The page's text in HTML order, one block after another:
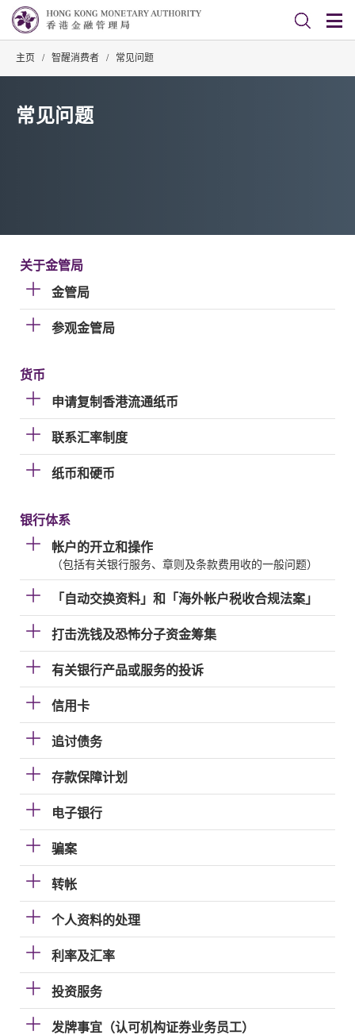
主页 / 智醒消费者 / 常见问题
常见问题
关于金管局
金管局
参观金管局
货币
申请复制香港流通纸币
联系汇率制度
纸币和硬币
银行体系
帐户的开立和操作
（包括有关银行服务、章则及条款费用收的一般问题）
「自动交换资料」和「海外帐户税收合规法案」
打击洗钱及恐怖分子资金筹集
有关银行产品或服务的投诉
信用卡
追讨债务
存款保障计划
电子银行
骗案
转帐
个人资料的处理
利率及汇率
投资服务
发牌事宜（认可机构证券业务员工）